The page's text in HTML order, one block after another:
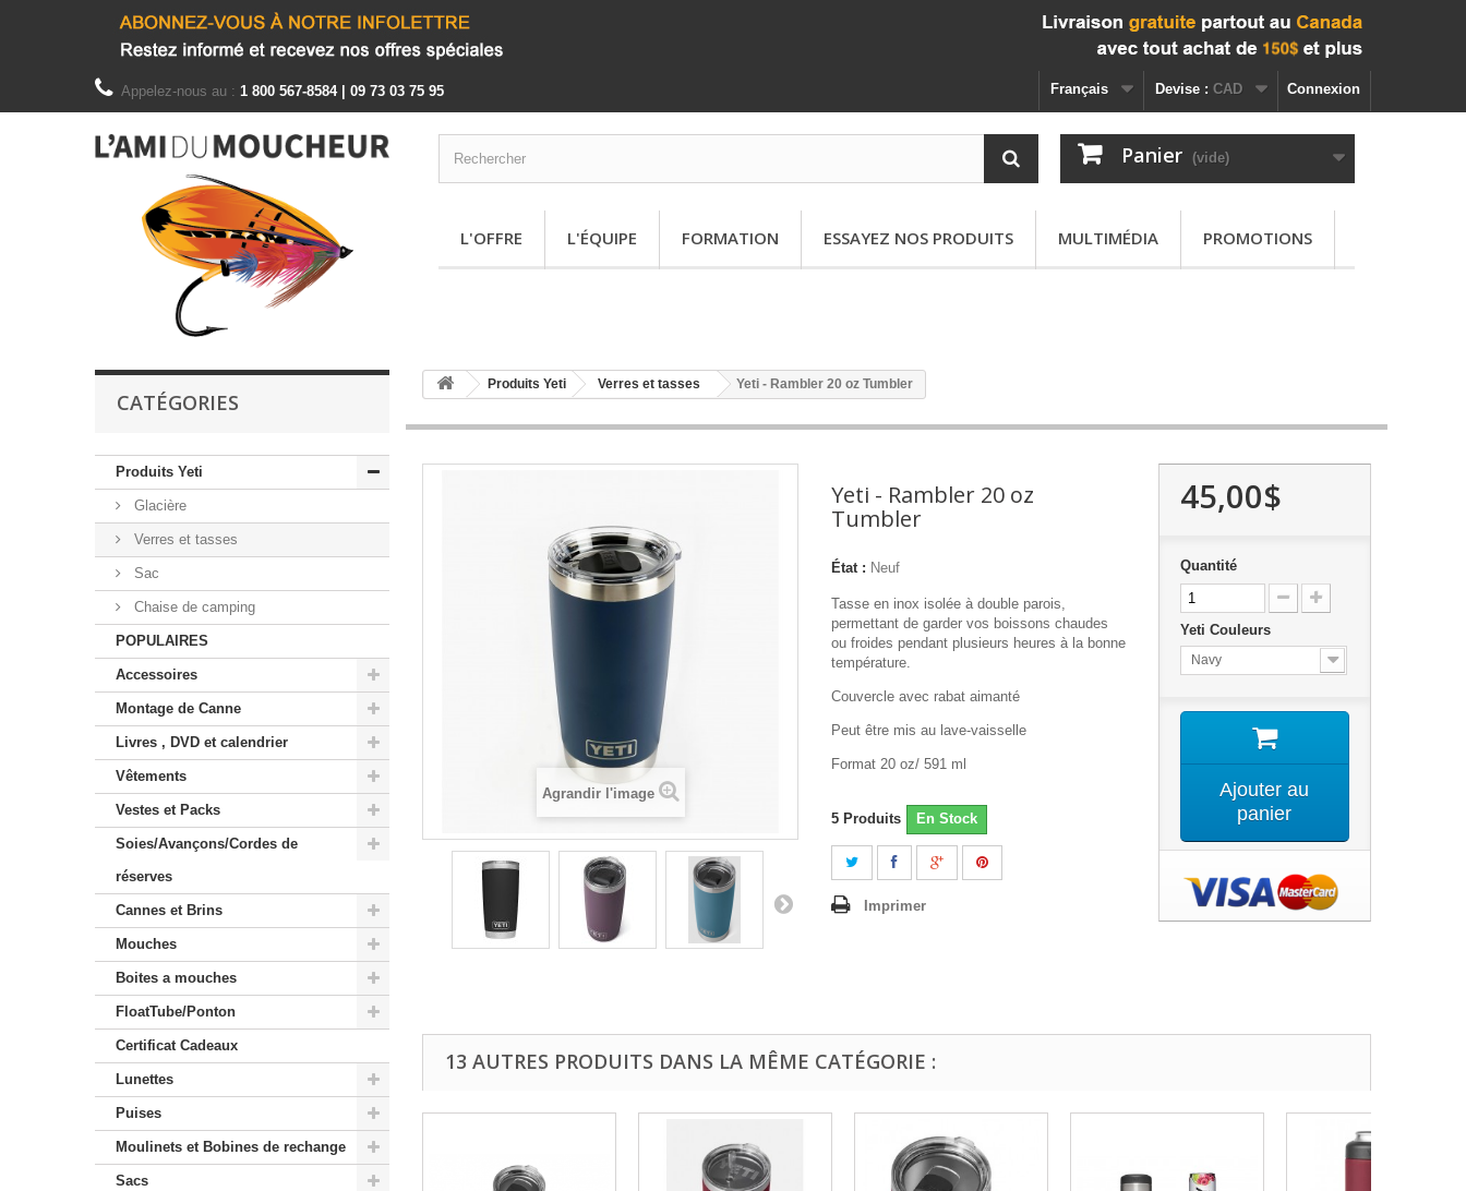
Connexion
Devise : CAD
Français
Appelez-nous au : 1 800 567-8584 | 09 73 03 75 95
Panier (vide)
L'OFFRE L'ÉQUIPE FORMATION ESSAYEZ NOS PRODUITS MULTIMÉDIA PROMOTIONS
CATÉGORIES
Produits Yeti
Glacière
Verres et tasses
Sac
Chaise de camping
POPULAIRES
Accessoires
Montage de Canne
Livres , DVD et calendrier
Vêtements
Vestes et Packs
Soies/Avançons/Cordes de
réserves
Cannes et Brins
Mouches
Boites a mouches
FloatTube/Ponton
Certificat Cadeaux
Lunettes
Puises
Moulinets et Bobines de rechange
Sacs
Produits Yeti Verres et tasses Yeti - Rambler 20 oz Tumbler
Agrandir l'image
Yeti - Rambler 20 oz
Tumbler
État : Neuf
Tasse en inox isolée à double parois,
permettant de garder vos boissons chaudes
ou froides pendant plusieurs heures à la bonne
température.
Couvercle avec rabat aimanté
Peut être mis au lave-vaisselle
Format 20 oz/ 591 ml
5 Produits En Stock
Imprimer
45,00$
Quantité
Yeti Couleurs
Navy
Ajouter au
panier
13 AUTRES PRODUITS DANS LA MÊME CATÉGORIE :